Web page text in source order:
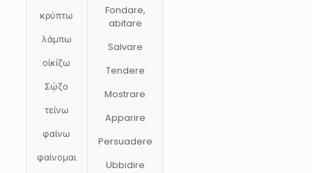
κρύπτω
λάμπω
οἰκίζω
Σῴζο
τείνω
φαίνω
φαίνομαι
Fondare,
abitare
Salvare
Tendere
Mostrare
Apparire
Persuadere
Ubbidire